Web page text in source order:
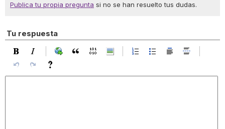
Publica tu propia pregunta si no se han resuelto tus dudas.
Tu respuesta